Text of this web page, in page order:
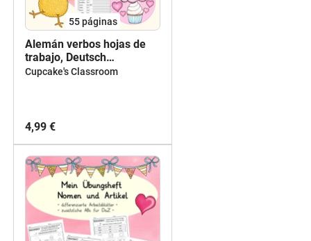
55páginas
Alemán verbos hojas de
trabajo, Deutsch
Arbeitsblätter Verben,
Cupcake's Classroom
4,99 €